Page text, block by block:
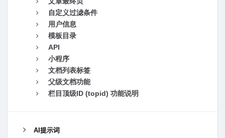
自定义过滤条件
用户信息
模板目录
API
小程序
文档列表标签
父级文档功能
栏目顶级ID (topid) 功能说明
AI提示词